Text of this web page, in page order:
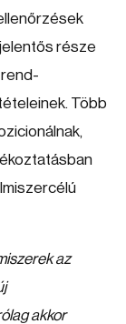
része
Több
az
akkor